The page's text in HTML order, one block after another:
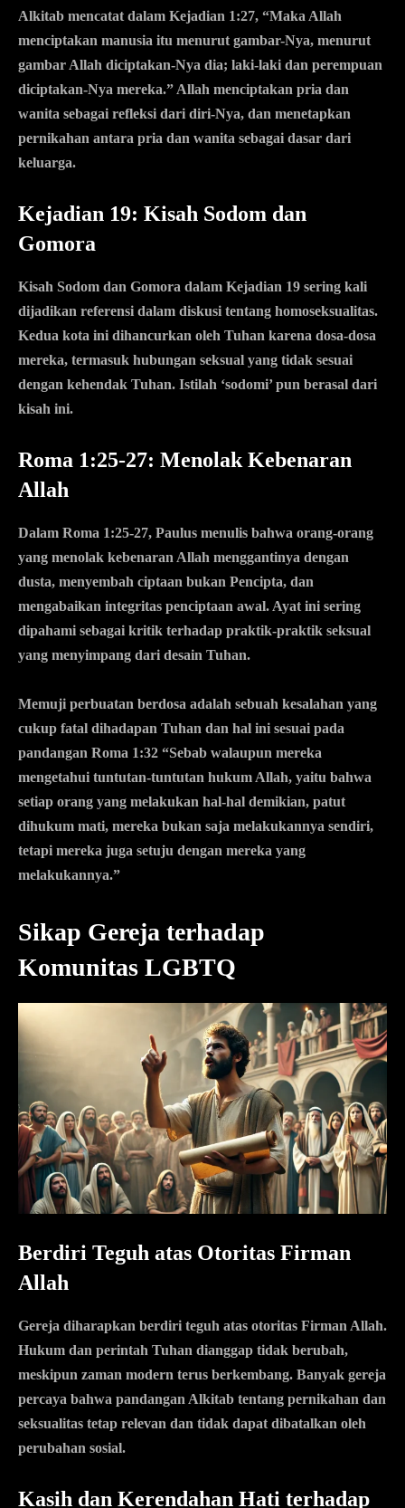
Alkitab mencatat dalam Kejadian 1:27, “Maka Allah
menciptakan manusia itu menurut gambar-Nya, menurut
gambar Allah diciptakan-Nya dia; laki-laki dan perempuan
diciptakan-Nya mereka.” Allah menciptakan pria dan
wanita sebagai refleksi dari diri-Nya, dan menetapkan
pernikahan antara pria dan wanita sebagai dasar dari
keluarga.
Kejadian 19: Kisah Sodom dan
Gomora
Kisah Sodom dan Gomora dalam Kejadian 19 sering kali
dijadikan referensi dalam diskusi tentang homoseksualitas.
Kedua kota ini dihancurkan oleh Tuhan karena dosa-dosa
mereka, termasuk hubungan seksual yang tidak sesuai
dengan kehendak Tuhan. Istilah ‘sodomi’ pun berasal dari
kisah ini.
Roma 1:25-27: Menolak Kebenaran
Allah
Dalam Roma 1:25-27, Paulus menulis bahwa orang-orang
yang menolak kebenaran Allah menggantinya dengan
dusta, menyembah ciptaan bukan Pencipta, dan
mengabaikan integritas penciptaan awal. Ayat ini sering
dipahami sebagai kritik terhadap praktik-praktik seksual
yang menyimpang dari desain Tuhan.
Memuji perbuatan berdosa adalah sebuah kesalahan yang
cukup fatal dihadapan Tuhan dan hal ini sesuai pada
pandangan Roma 1:32 “Sebab walaupun mereka
mengetahui tuntutan-tuntutan hukum Allah, yaitu bahwa
setiap orang yang melakukan hal-hal demikian, patut
dihukum mati, mereka bukan saja melakukannya sendiri,
tetapi mereka juga setuju dengan mereka yang
melakukannya.”
Sikap Gereja terhadap
Komunitas LGBTQ
Berdiri Teguh atas Otoritas Firman
Allah
Gereja diharapkan berdiri teguh atas otoritas Firman Allah.
Hukum dan perintah Tuhan dianggap tidak berubah,
meskipun zaman modern terus berkembang. Banyak gereja
percaya bahwa pandangan Alkitab tentang pernikahan dan
seksualitas tetap relevan dan tidak dapat dibatalkan oleh
perubahan sosial.
Kasih dan Kerendahan Hati terhadap